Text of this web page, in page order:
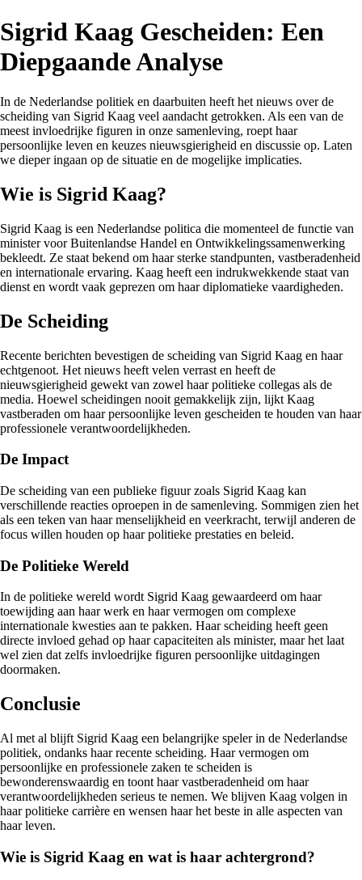
Sigrid Kaag Gescheiden: Een
Diepgaande Analyse
In de Nederlandse politiek en daarbuiten heeft het nieuws over de
scheiding van Sigrid Kaag veel aandacht getrokken. Als een van de
meest invloedrijke figuren in onze samenleving, roept haar
persoonlijke leven en keuzes nieuwsgierigheid en discussie op. Laten
we dieper ingaan op de situatie en de mogelijke implicaties.
Wie is Sigrid Kaag?
Sigrid Kaag is een Nederlandse politica die momenteel de functie van
minister voor Buitenlandse Handel en Ontwikkelingssamenwerking
bekleedt. Ze staat bekend om haar sterke standpunten, vastberadenheid
en internationale ervaring. Kaag heeft een indrukwekkende staat van
dienst en wordt vaak geprezen om haar diplomatieke vaardigheden.
De Scheiding
Recente berichten bevestigen de scheiding van Sigrid Kaag en haar
echtgenoot. Het nieuws heeft velen verrast en heeft de
nieuwsgierigheid gewekt van zowel haar politieke collegas als de
media. Hoewel scheidingen nooit gemakkelijk zijn, lijkt Kaag
vastberaden om haar persoonlijke leven gescheiden te houden van haar
professionele verantwoordelijkheden.
De Impact
De scheiding van een publieke figuur zoals Sigrid Kaag kan
verschillende reacties oproepen in de samenleving. Sommigen zien het
als een teken van haar menselijkheid en veerkracht, terwijl anderen de
focus willen houden op haar politieke prestaties en beleid.
De Politieke Wereld
In de politieke wereld wordt Sigrid Kaag gewaardeerd om haar
toewijding aan haar werk en haar vermogen om complexe
internationale kwesties aan te pakken. Haar scheiding heeft geen
directe invloed gehad op haar capaciteiten als minister, maar het laat
wel zien dat zelfs invloedrijke figuren persoonlijke uitdagingen
doormaken.
Conclusie
Al met al blijft Sigrid Kaag een belangrijke speler in de Nederlandse
politiek, ondanks haar recente scheiding. Haar vermogen om
persoonlijke en professionele zaken te scheiden is
bewonderenswaardig en toont haar vastberadenheid om haar
verantwoordelijkheden serieus te nemen. We blijven Kaag volgen in
haar politieke carrière en wensen haar het beste in alle aspecten van
haar leven.
Wie is Sigrid Kaag en wat is haar achtergrond?